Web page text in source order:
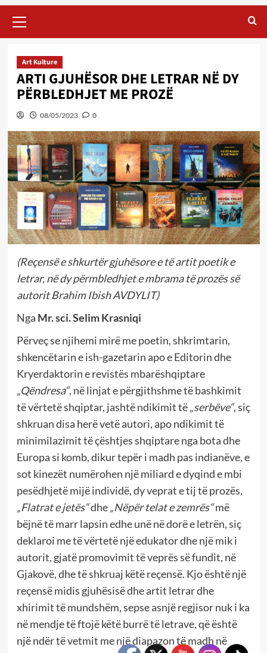
Menu
Art Kulture
ARTI GJUHËSOR DHE LETRAR NË DY
PËRBLEDHJET ME PROZË
08/05/2023 0
(Reçensë e shkurtër gjuhësore e të artit poetik e
letrar, në dy përmbledhjet e mbrama të prozës së
autorit Brahim Ibish AVDYLIT)
Nga Mr. sci. Selim Krasniqi
Përveç se njihemi mirë me poetin, shkrimtarin,
shkencëtarin e ish-gazetarin apo e Editorin dhe
Kryerdaktorin e revistës mbarëshqiptare
„Qëndresa“, në linjat e përgjithshme të bashkimit
të vërtetë shqiptar, jashtë ndikimit të„serbëve“, siç
shkruan disa herë vetë autori, apo ndikimit të
minimilazimit të çështjes shqiptare nga bota dhe
Europa si komb, dikur tepër i madh pas indianëve, e
sot kinezët numërohen një miliard e dyqind e mbi
pesëdhjetë mijë individë, dy veprat e tij të prozës,
„Flatrat e jetës“dhe„Nëpër telat e zemrës“më
bëjnë të marr lapsin edhe unë në dorë e letrën, siç
deklaroi me të vërtetë një edukator dhe një mik i
autorit, gjatë promovimit të veprës së fundit, në
Gjakovë, dhe të shkruaj këtë reçensë. Kjo është një
reçensë midis gjuhësisë dhe artit letrar dhe
xhirimit të mundshëm, sepse asnjë regjisor nuk i ka
në mendje të ftojë këtë burrë të letrave, që është
një ndër të vetmit me një diapazon të madh në